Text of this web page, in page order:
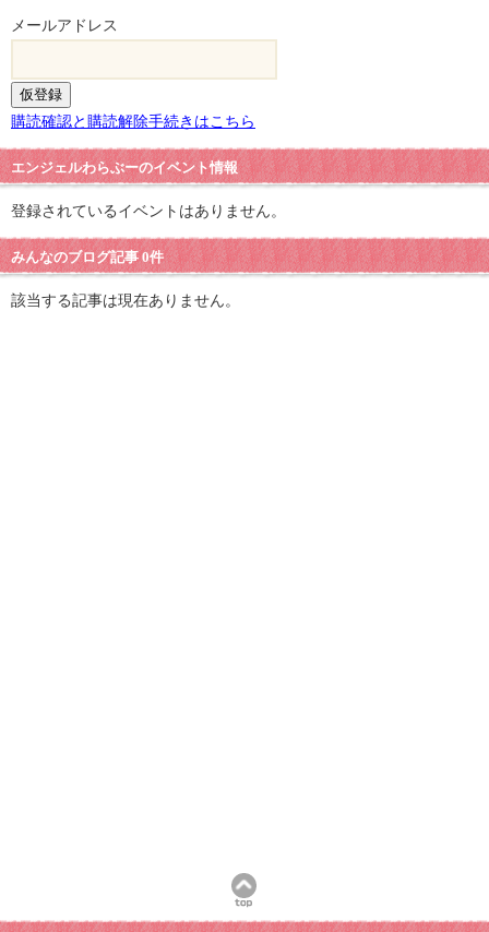
メールアドレス
購読確認と購読解除手続きはこちら
エンジェルわらぶーのイベント情報
登録されているイベントはありません。
みんなのブログ記事 0件
該当する記事は現在ありません。